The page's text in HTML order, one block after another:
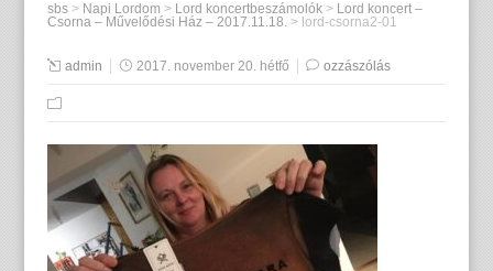
sbs> Napi Lordom > Lord koncertbeszámolók> Lord koncert –
Csorna – Művelődési Ház – 2017.11.18.> lord-csorna2-01
admin 2017. november 20. hétfő ozzászólás